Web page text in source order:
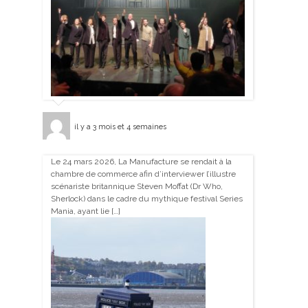
il y a 3 mois et 4 semaines
Le 24 mars 2026, La Manufacture se rendait à la
chambre de commerce afin d’interviewer l’illustre
scénariste britannique Steven Moffat (Dr Who,
Sherlock) dans le cadre du mythique festival Series
Mania, ayant lie […]